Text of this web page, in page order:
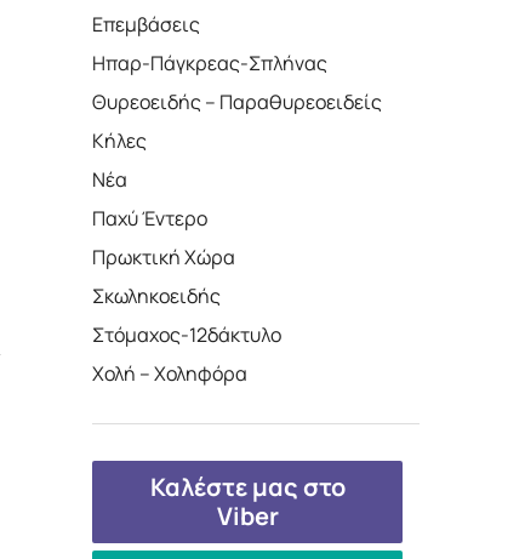
Επεμβάσεις
Ηπαρ-Πάγκρεας-Σπλήνας
Θυρεοειδής – Παραθυρεοειδείς
Κήλες
Νέα
Παχύ Έντερο
Πρωκτική Χώρα
Σκωληκοειδής
Στόμαχος-12δάκτυλο
Χολή – Χοληφόρα
Καλέστε μας στο
Viber